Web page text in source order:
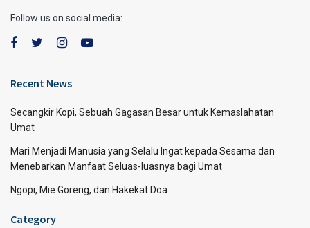
Follow us on social media:
Recent News
Secangkir Kopi, Sebuah Gagasan Besar untuk Kemaslahatan
Umat
Mari Menjadi Manusia yang Selalu Ingat kepada Sesama dan
Menebarkan Manfaat Seluas-luasnya bagi Umat
Ngopi, Mie Goreng, dan Hakekat Doa
Category